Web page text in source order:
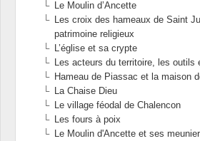
Le Moulin d’Ancette
Les croix des hameaux de Saint
patrimoine religieux
L’église et sa crypte
Les acteurs du territoire, les
Hameau de Piassac et la maison
La Chaise Dieu
Le village féodal de Chalencon
Les fours à poix
Le Moulin d'Ancette et ses